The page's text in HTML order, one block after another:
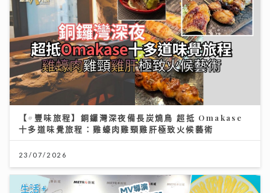
【#豐味旅程】銅鑼灣深夜備長炭燒鳥 超抵 Omakase
十多道味覺旅程：雞蠔肉雞頸雞肝極致火候藝術
23/07/2026